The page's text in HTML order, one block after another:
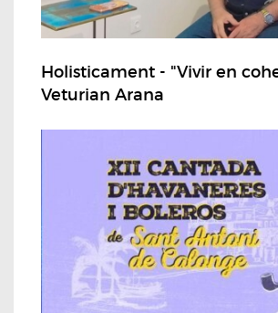
Holisticament - "Vivir en
Veturian Arana